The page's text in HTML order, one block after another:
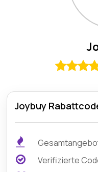
Joybuy
Verifizierte